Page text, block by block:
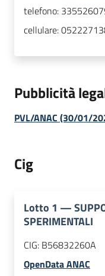
telefono:
cellulare:
Pubblicità
PVL/ANAC (30/01/
Cig
Lotto 1 —
SPERIMENTALI
CIG: B56832260A
OpenData ANAC